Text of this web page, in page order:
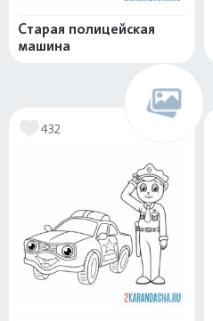
Старая полицейская
машина
432